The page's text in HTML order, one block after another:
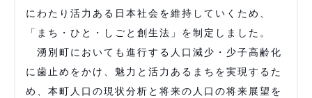
にわたり活力ある日本社会を維持していくため、
「まち・ひと・しごと創生法」を制定しました。
湧別町においても進行する人口減少・少子高齢化
に歯止めをかけ、魅力と活力あるまちを実現するた
め、本町人口の現状分析と将来の人口の将来展望を